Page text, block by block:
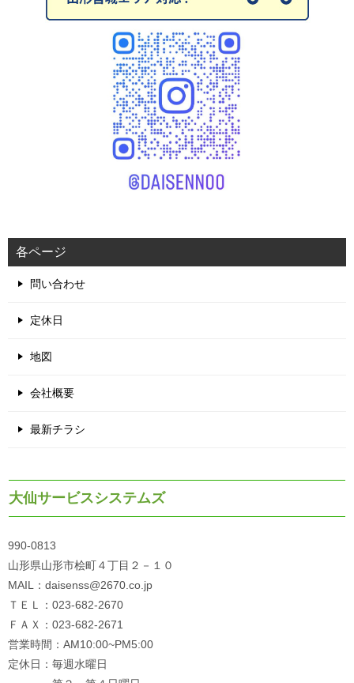
各ページ
問い合わせ
定休日
地図
会社概要
最新チラシ
大仙サービスシステムズ
990-0813
山形県山形市桧町４丁目２－１０
MAIL：daisenss@2670.co.jp
ＴＥＬ：023-682-2670
ＦＡＸ：023-682-2671
営業時間：AM10:00~PM5:00
定休日：毎週水曜日